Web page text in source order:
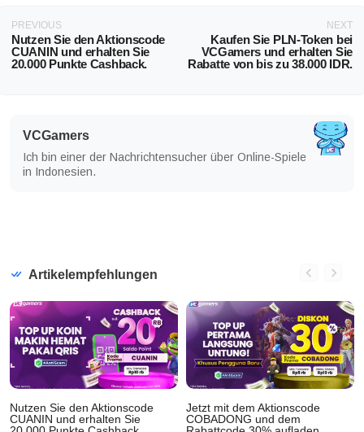
PREVIOUS
Nutzen Sie den Aktionscode
CUANIN und erhalten Sie
20.000 Punkte Cashback.
NEXT
Kaufen Sie PLN-Token bei
VCGamers und erhalten Sie
Rabatte von bis zu 38.000 IDR.
VCGamers
Ich bin einer der Nachrichtensucher über Online-Spiele
in Indonesien.
Artikelempfehlungen
Nutzen Sie den Aktionscode
CUANIN und erhalten Sie
Jetzt mit dem Aktionscode
COBADONG und dem